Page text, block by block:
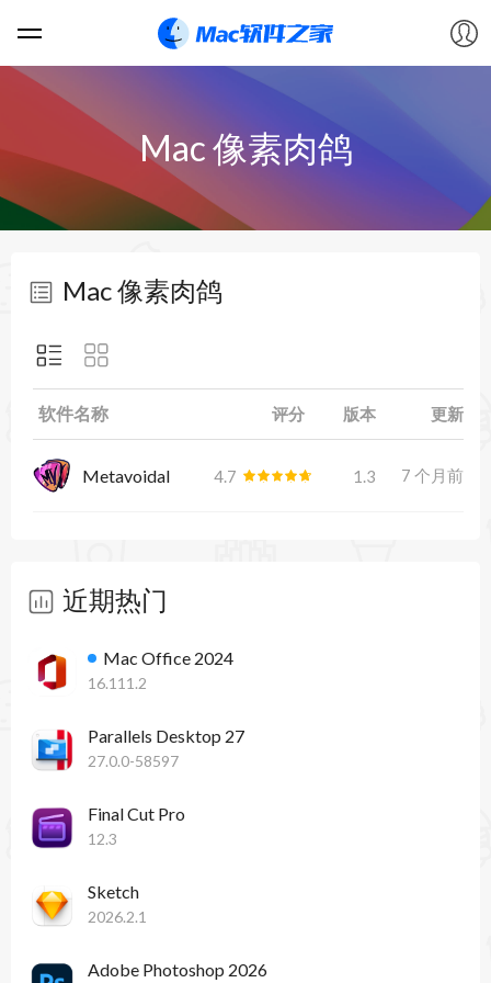
软件
游戏
教程
论坛
VIP
上传
Mac 像素肉鸽
Mac 像素肉鸽
软件名称 评分 版本 更新
Metavoidal 4.7 1.3 7 个月前
近期热门
Mac Office 2024
16.111.2
Parallels Desktop 27
27.0.0-58597
Final Cut Pro
12.3
Sketch
2026.2.1
Adobe Photoshop 2026